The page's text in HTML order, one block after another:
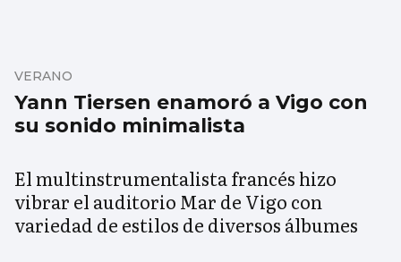
Yann Tiersen enamoró a Vigo con
su sonido minimalista
VERANO
El multinstrumentalista francés hizo
vibrar el auditorio Mar de Vigo con
variedad de estilos de diversos álbumes